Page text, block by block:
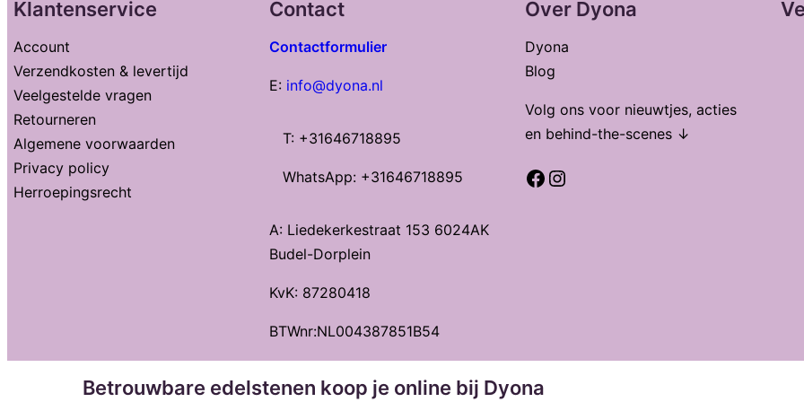
Klantenservice
Account
Verzendkosten & levertijd
Veelgestelde vragen
Retourneren
Algemene voorwaarden
Privacy policy
Herroepingsrecht
Contact
Contactformulier
E: info@dyona.nl
T: +31646718895
WhatsApp: +31646718895
A: Liedekerkestraat 153 6024AK
Budel-Dorplein
KvK: 87280418
BTWnr:NL004387851B54
Over Dyona
Dyona
Blog
Volg ons voor nieuwtjes, acties
en behind-the-scenes ↓
Facebook Instagram
Betrouwbare edelstenen koop je online bij Dyona